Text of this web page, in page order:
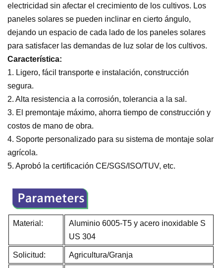
electricidad sin afectar el crecimiento de los cultivos. Los
paneles solares se pueden inclinar en cierto ángulo,
dejando un espacio de cada lado de los paneles solares
para satisfacer las demandas de luz solar de los cultivos.
Característica:
1. Ligero, fácil transporte e instalación, construcción
segura.
2. Alta resistencia a la corrosión, tolerancia a la sal.
3. El premontaje máximo, ahorra tiempo de construcción y
costos de mano de obra.
4. Soporte personalizado para su sistema de montaje solar
agrícola.
5. Aprobó la certificación CE/SGS/ISO/TUV, etc.
Material:
Aluminio 6005-T5 y acero inoxidable S
US 304
Solicitud: Agricultura/Granja